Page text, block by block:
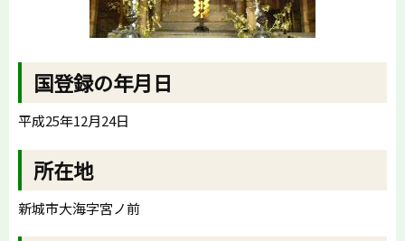
国登録の年月日
平成25年12月24日
所在地
新城市大海字宮ノ前